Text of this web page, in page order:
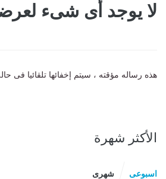
لا يوجد أى شىء
هذه رساله مؤقته ، سيتم إخفائها تلقائيا فى
الأكثر شهرة
اسبوعى شهرى